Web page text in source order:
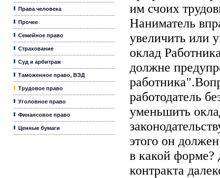
Права человека
Прочее
Семейное право
Страхование
Суд и арбитраж
Таможенное право, ВЭД
Трудовое право
Уголовное право
Финансовое право
Ценные бумаги
им счоих
Наниматель
увеличить или
оклад
должне
работодатель
уменьшить
этого он
в какой форме?
контракта